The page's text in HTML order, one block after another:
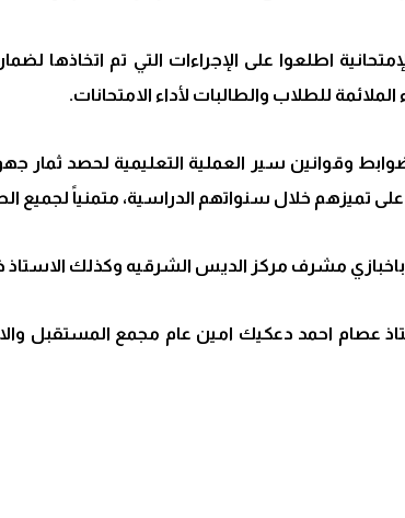
اطلعوا على الإجراءات التي تم اتخاذها
للطلاب والطالبات لأداء الامتحانات.
وقوانين سير العملية التعليمية لحصد ثمار
تميزهم خلال سنواتهم الدراسية، متمنياً لجميع
مشرف مركز الديس الشرقيه وكذلك الاستاذ
عصام احمد دعكيك امين عام مجمع المستقبل